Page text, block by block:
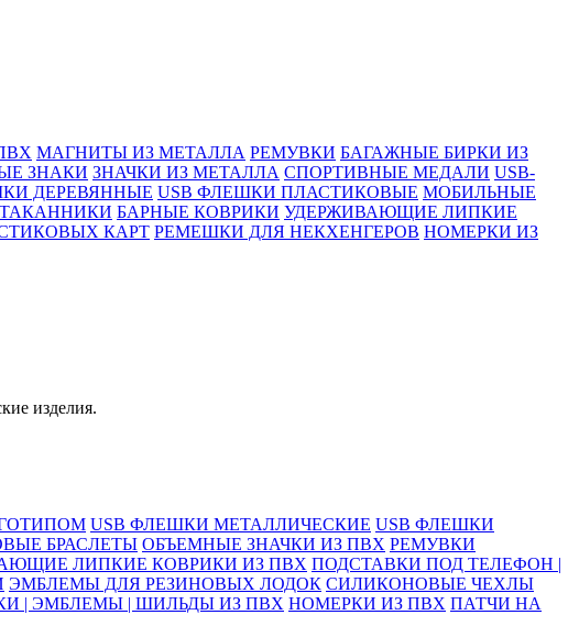
МАГНИТЫ ИЗ МЕТАЛЛА РЕМУВКИ БАГАЖНЫЕ БИРКИ ИЗ
ЗНАКИ ЗНАЧКИ ИЗ МЕТАЛЛА СПОРТИВНЫЕ МЕДАЛИ USB-
ДЕРЕВЯННЫЕ USB ФЛЕШКИ ПЛАСТИКОВЫЕ МОБИЛЬНЫЕ
БАРНЫЕ КОВРИКИ УДЕРЖИВАЮЩИЕ ЛИПКИЕ
КАРТ РЕМЕШКИ ДЛЯ НЕКХЕНГЕРОВ НОМЕРКИ ИЗ
изделия.
USB ФЛЕШКИ МЕТАЛЛИЧЕСКИЕ USB ФЛЕШКИ
БРАСЛЕТЫ ОБЪЕМНЫЕ ЗНАЧКИ ИЗ ПВХ РЕМУВКИ
ЛИПКИЕ КОВРИКИ ИЗ ПВХ ПОДСТАВКИ ПОД ТЕЛЕФОН |
ЭМБЛЕМЫ ДЛЯ РЕЗИНОВЫХ ЛОДОК СИЛИКОНОВЫЕ ЧЕХЛЫ
| ЭМБЛЕМЫ | ШИЛЬДЫ ИЗ ПВХ НОМЕРКИ ИЗ ПВХ ПАТЧИ НА